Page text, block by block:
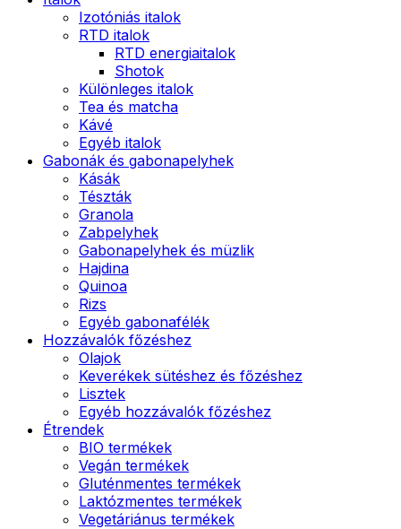
Izotóniás italok
RTD italok
RTD energiaitalok
Shotok
Különleges italok
Tea és matcha
Kávé
Egyéb italok
Gabonák és gabonapelyhek
Kásák
Tészták
Granola
Zabpelyhek
Gabonapelyhek és müzlik
Hajdina
Quinoa
Rizs
Egyéb gabonafélék
Hozzávalók főzéshez
Olajok
Keverékek sütéshez és főzéshez
Lisztek
Egyéb hozzávalók főzéshez
Étrendek
BIO termékek
Vegán termékek
Gluténmentes termékek
Laktózmentes termékek
Vegetáriánus termékek